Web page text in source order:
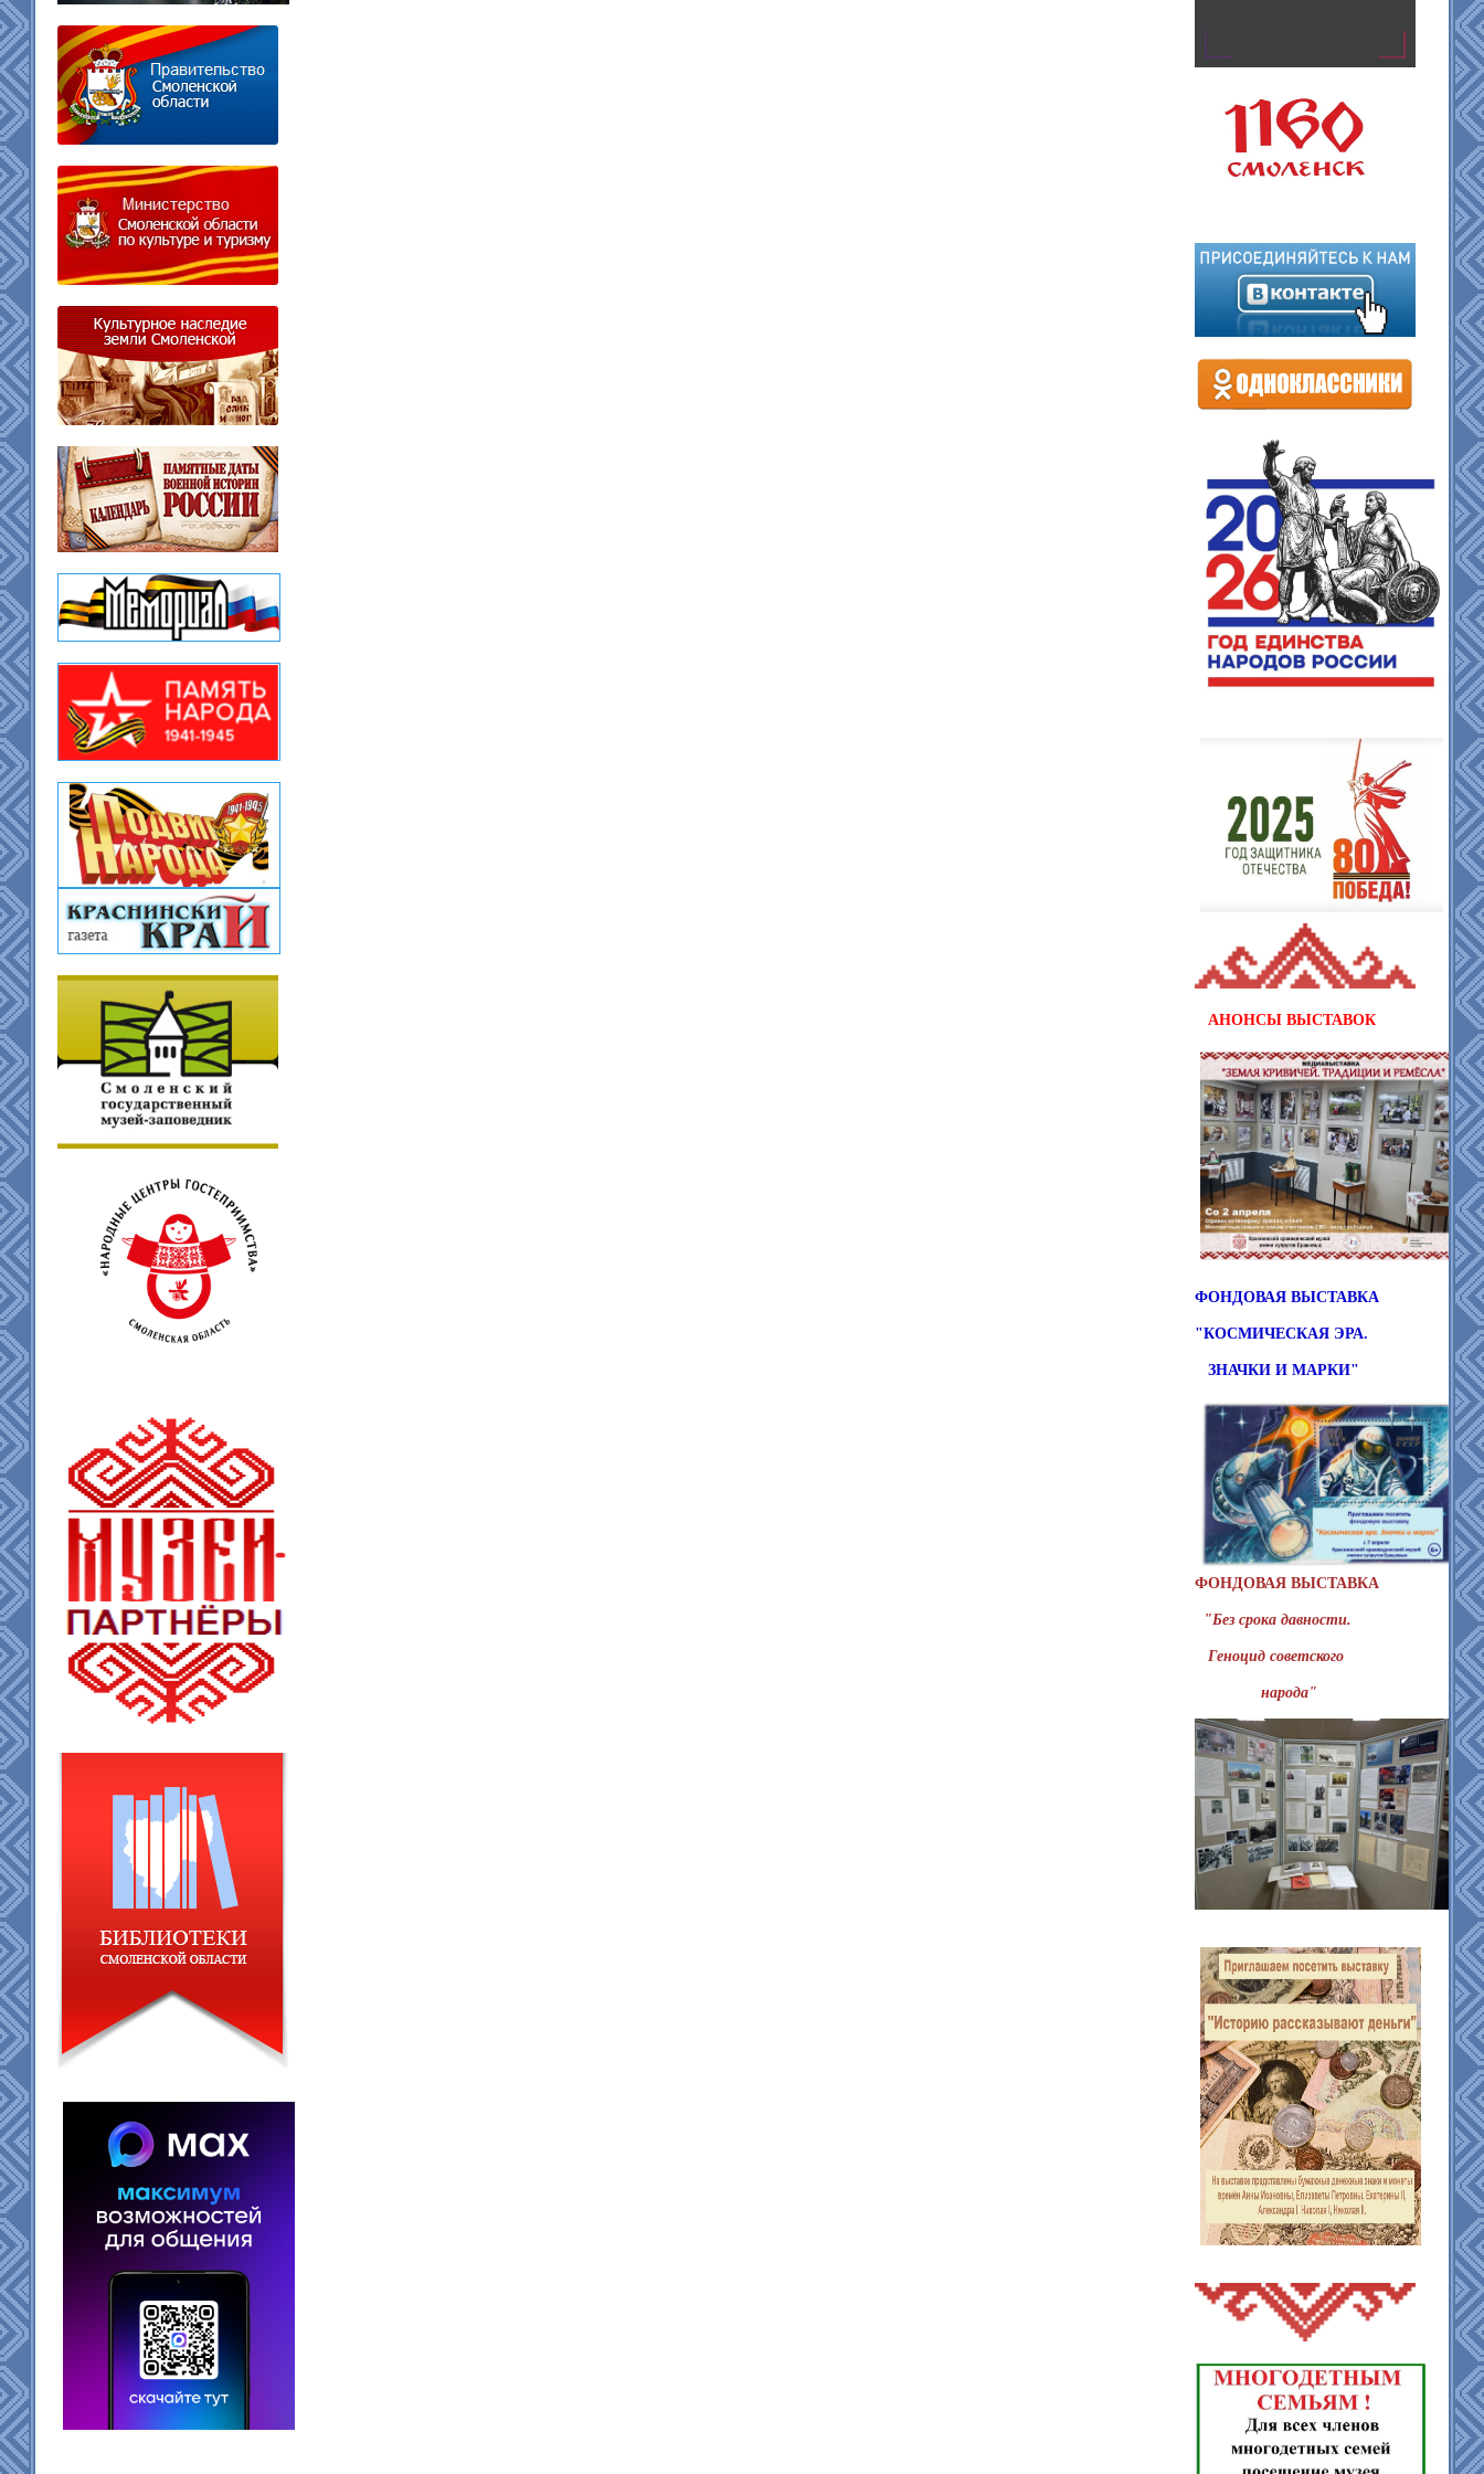
АНОНСЫ ВЫСТАВОК
ФОНДОВАЯ ВЫСТАВКА
"КОСМИЧЕСКАЯ ЭРА.
ЗНАЧКИ И МАРКИ"
ФОНДОВАЯ ВЫСТАВКА
"Без срока давности.
Геноцид советского
народа"